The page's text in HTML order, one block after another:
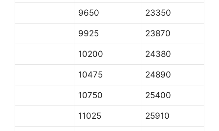
9650 23350
9925 23870
10200 24380
10475 24890
10750 25400
11025 25910